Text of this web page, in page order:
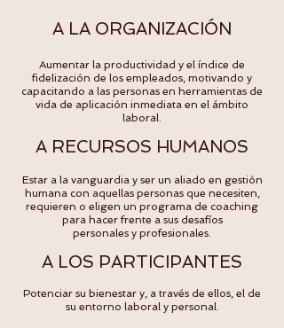
A LA ORGANIZACIÓN
Aumentar la productividad y el índice de
fidelización de los empleados, motivando y
capacitando a las personas en herramientas de
vida de aplicación inmediata en el ámbito
laboral.
A RECURSOS HUMANOS
Estar a la vanguardia y ser un aliado en gestión
humana con aquellas personas que necesiten,
requieren o eligen un programa de coaching
para hacer frente a sus desafíos
personales y profesionales.
A LOS PARTICIPANTES
Potenciar su bienestar y, a través de ellos, el de
su entorno laboral y personal.